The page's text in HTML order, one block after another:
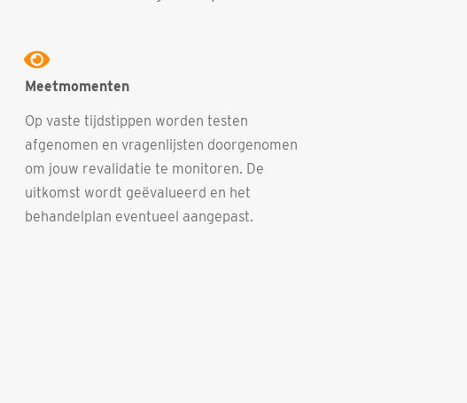
Meetmomenten
Op vaste tijdstippen worden testen
afgenomen en vragenlijsten doorgenomen
om jouw revalidatie te monitoren. De
uitkomst wordt geëvalueerd en het
behandelplan eventueel aangepast.